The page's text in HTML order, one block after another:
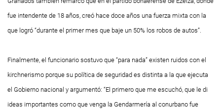
fue intendente de 18 años, creó hace doce años una fuerza mixta con la
que logró “durante el primer mes que baje un 50% los robos de autos”.
Finalmente, el funcionario sostuvo que “para nada” existen ruidos con el
kirchnerismo porque su política de seguridad es distinta a la que ejecuta
el Gobierno nacional y argumentó: “El primero que me escuchó, que le di
ideas importantes como que venga la Gendarmería al conurbano fue